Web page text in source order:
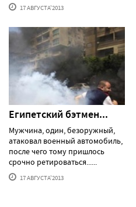
17 АВГУСТА'2013
Египетский бэтмен...
Мужчина, один, безоружный,
атаковал военный автомобиль,
после чего тому пришлось
срочно ретироваться......
17 АВГУСТА'2013